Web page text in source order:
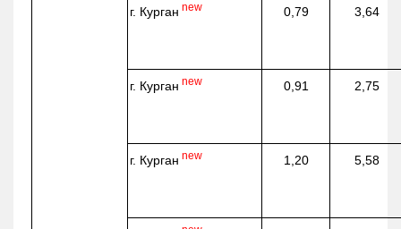
г. Курган new 0,79 3,64
г. Курган new 0,91 2,75
г. Курган new 1,20 5,58